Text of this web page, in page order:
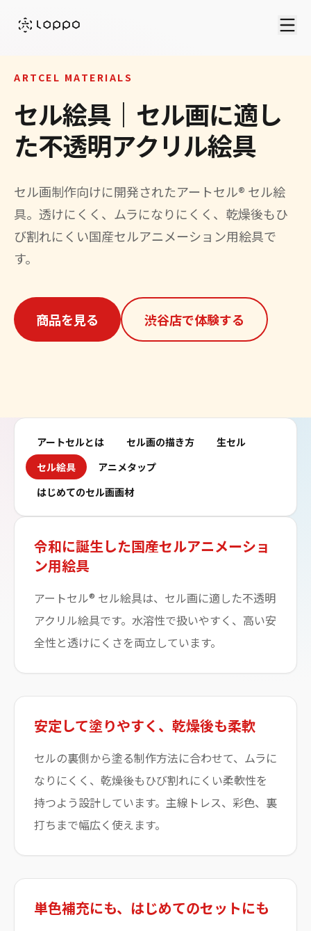
ARTCEL MATERIALS
セル絵具｜セル画に適し
た不透明アクリル絵具
セル画制作向けに開発されたアートセル® セル絵
具。透けにくく、ムラになりにくく、乾燥後もひ
び割れにくい国産セルアニメーション用絵具で
す。
商品を見る 渋谷店で体験する
アートセルとは セル画の描き方
生セル
セル絵具
アニメタップ
はじめてのセル画画材
令和に誕生した国産セルアニメーショ
ン用絵具
アートセル® セル絵具は、セル画に適した不透明
アクリル絵具です。水溶性で扱いやすく、高い安
全性と透けにくさを両立しています。
安定して塗りやすく、乾燥後も柔軟
セルの裏側から塗る制作方法に合わせて、ムラに
なりにくく、乾燥後もひび割れにくい柔軟性を
持つよう設計しています。主線トレス、彩色、裏
打ちまで幅広く使えます。
単色補充にも、はじめてのセットにも